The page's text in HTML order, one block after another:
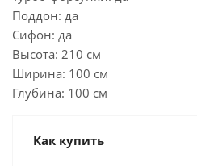
Поддон: да
Сифон: да
Высота: 210 см
Ширина: 100 см
Глубина: 100 см
Как купить